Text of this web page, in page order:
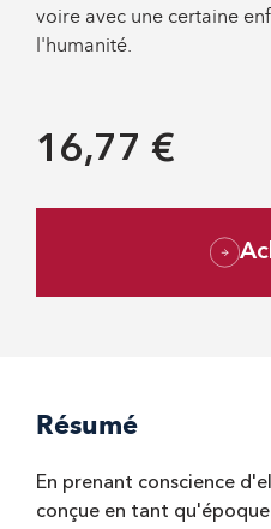
voire avec une certaine
l'humanité.
16,77 €
Résumé
En prenant conscience
conçue en tant